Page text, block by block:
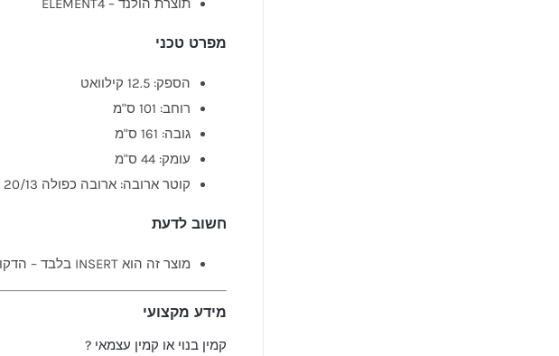
תוצרת הולנד – ELEMENT4
מפרט טכני
הספק: 12.5 קילוואט
רוחב: 101 ס"מ
גובה: 161 ס"מ
עומק: 44 ס"מ
קוטר ארובה: ארובה כפולה 20/13
חשוב לדעת
מוצר זה הוא INSERT בלבד – הדקורציה נבנית בנפרד לפי בחירת הלקוח
מידע מקצועי
קמין בנוי או קמין עצמאי ?